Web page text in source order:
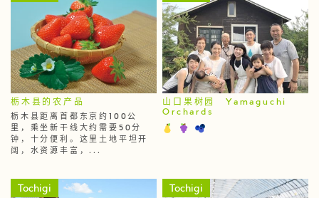
栃木县的农产品
栃木县距离首都东京约100公
里，乘坐新干线大约需要50分
钟，十分便利。这里土地平坦开
阔，水资源丰富，...
山口果树园 Yamaguchi
Orchards
Tochigi Tochigi